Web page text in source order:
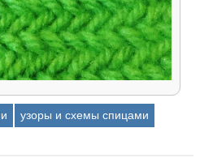
спицами – видео и
узоры и схемы спицами